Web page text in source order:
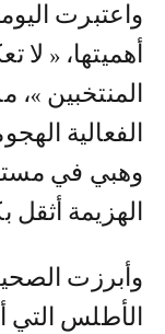
واعتبرت
أهميتها، «
المنتخبين »،
الفعالية
وهبي في
الهزيمة أثقل
وأبرزت
الأطلس التي